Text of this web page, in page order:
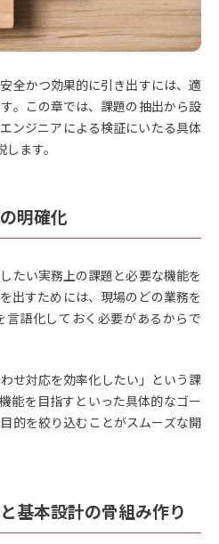
全かつ効果的に引き出すには、適
。この章では、課題の抽出から設
ンジニアによる検証にいたる具体
ます。
明確化
たい実務上の課題と必要な機能を
出すためには、現場のどの業務を
言語化しておく必要があるからで
せ対応を効率化したい」という課
能を目指すといった具体的なゴー
的を絞り込むことがスムーズな開
基本設計の骨組み作り